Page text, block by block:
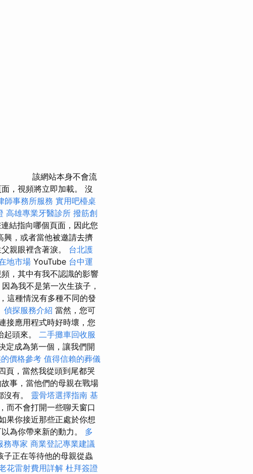
該網站本身不會流
，視頻將立即加載。 沒
師事務所服務 實用吧檯桌
高雄專業牙醫診所 撥筋創
結指向哪個頁面，因此您
興，或者當他被邀請去擠
親眼裡含著淚。 台北護
地市場 YouTube 台中運
，其中有我不認識的影響
因為我不是第一次生孩子，
這種情況有多種不同的發
偵探服務介紹 當然，您可
接應用程式時好時壞，您
頭來。 二手攤車回收服
定成為第一個，讓我們開
價格參考 值得信賴的葬儀
頁，當然我從頭到尾都哭
事，當他們的母親在戰場
有。 靈骨塔選擇指南 基
而不會打開一些聊天窗口
果你接近那些正處於你想
為你帶來新的動力。 多
務專家 商業登記專業建議
正在等待他的母親從蟲
花雷射費用詳解 杜拜簽證